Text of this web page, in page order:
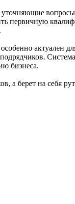
первичную
актуален
бизнеса.
а берет на себя